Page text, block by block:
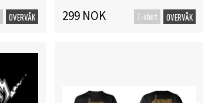
OVERVÅK 299 NOK T-shirt OVERVÅK